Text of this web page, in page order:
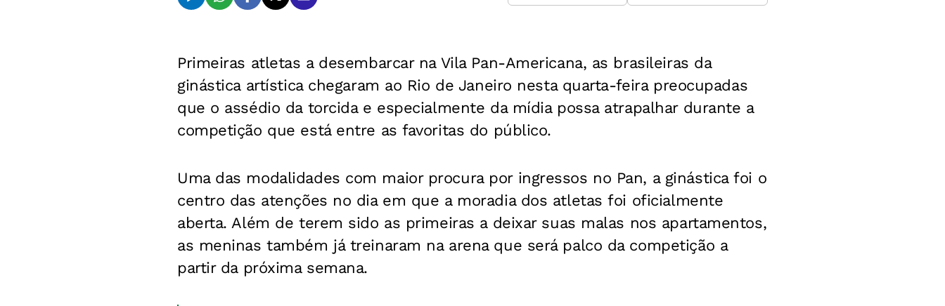
Primeiras atletas a desembarcar na Vila Pan-Americana, as brasileiras da
ginástica artística chegaram ao Rio de Janeiro nesta quarta-feira preocupadas
que o assédio da torcida e especialmente da mídia possa atrapalhar durante a
competição que está entre as favoritas do público.
Uma das modalidades com maior procura por ingressos no Pan, a ginástica foi o
centro das atenções no dia em que a moradia dos atletas foi oficialmente
aberta. Além de terem sido as primeiras a deixar suas malas nos apartamentos,
as meninas também já treinaram na arena que será palco da competição a
partir da próxima semana.